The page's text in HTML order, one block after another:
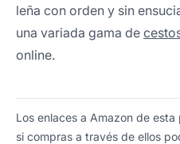
leña con orden y sin
una variada gama de
online.
Los enlaces a Amazon de
si compras a través de ellos